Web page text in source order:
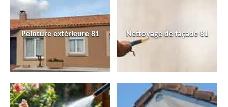
Peinture extérieure 81 Nettoyage de façade 81